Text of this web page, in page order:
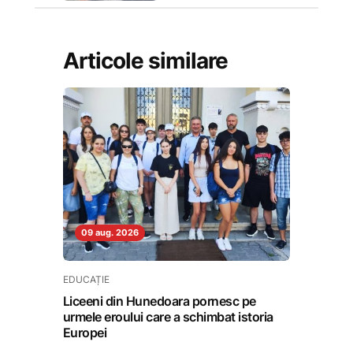
Articole similare
09 aug. 2026
EDUCAȚIE
Liceeni din Hunedoara pornesc pe
urmele eroului care a schimbat istoria
Europei